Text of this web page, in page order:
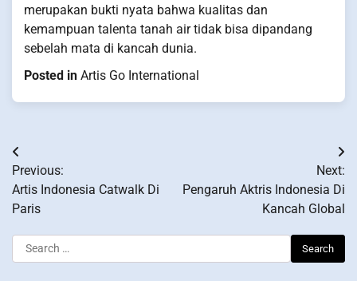
merupakan bukti nyata bahwa kualitas dan
kemampuan talenta tanah air tidak bisa dipandang
sebelah mata di kancah dunia.
Posted in Artis Go International
Post
navigation
Previous:
Artis Indonesia Catwalk Di
Paris
Next:
Pengaruh Aktris Indonesia Di
Kancah Global
Search
for: